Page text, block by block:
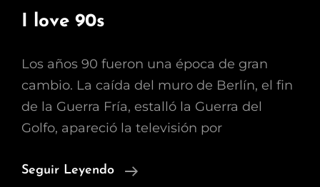
I love 90s
Los años 90 fueron una época de gran
cambio. La caída del muro de Berlín, el fin
de la Guerra Fría, estalló la Guerra del
Golfo, apareció la televisión por
Seguir Leyendo
I